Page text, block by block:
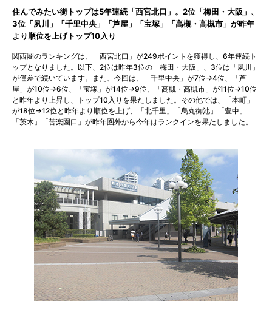
住んでみたい街トップは5年連続「西宮北口」。2位「梅田・大阪」、
3位「夙川」「千里中央」「芦屋」「宝塚」「高槻・高槻市」が昨年
より順位を上げトップ10入り
関西圏のランキングは、「西宮北口」が249ポイントを獲得し、6年連続ト
ップとなりました。以下、2位は昨年3位の「梅田・大阪」、3位は「夙川」
が僅差で続いています。また、今回は、「千里中央」が7位→4位、「芦
屋」が10位→6位、「宝塚」が14位→9位、「高槻・高槻市」が11位→10位
と昨年より上昇し、トップ10入りを果たしました。その他では、「本町」
が18位→12位と昨年より順位を上げ、「北千里」「烏丸御池」「豊中」
「茨木」「苦楽園口」が昨年圏外から今年はランクインを果たしました。